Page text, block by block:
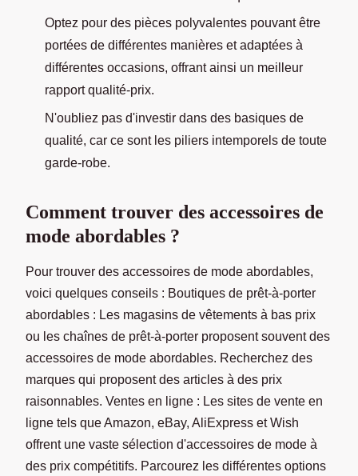
Optez pour des pièces polyvalentes pouvant être
portées de différentes manières et adaptées à
différentes occasions, offrant ainsi un meilleur
rapport qualité-prix.
N'oubliez pas d'investir dans des basiques de
qualité, car ce sont les piliers intemporels de toute
garde-robe.
Comment trouver des accessoires de
mode abordables ?
Pour trouver des accessoires de mode abordables,
voici quelques conseils : Boutiques de prêt-à-porter
abordables : Les magasins de vêtements à bas prix
ou les chaînes de prêt-à-porter proposent souvent des
accessoires de mode abordables. Recherchez des
marques qui proposent des articles à des prix
raisonnables. Ventes en ligne : Les sites de vente en
ligne tels que Amazon, eBay, AliExpress et Wish
offrent une vaste sélection d'accessoires de mode à
des prix compétitifs. Parcourez les différentes options